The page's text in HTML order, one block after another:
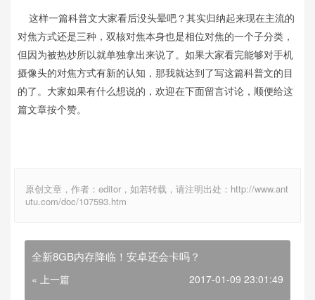
这样一篇科普文大家看后没头晕吧？其实归纳起来现在主流的
对焦方式还是三种，双核对焦本身也是相位对焦的一个子分类，
但因为被热炒所以就单独拿出来说了。如果大家看完能够对手机
摄像头的对焦方式有新的认知，那我就达到了写这篇科普文的目
的了。大家如果有什么想说的，欢迎在下面留言讨论，顺便给这
篇文章按个赞。
原创文章，作者：editor，如若转载，请注明出处：http://www.ant
utu.com/doc/107593.htm
全新8GB内存降临！安卓还会卡吗？
« 上一篇 2017-01-09 23:01:49